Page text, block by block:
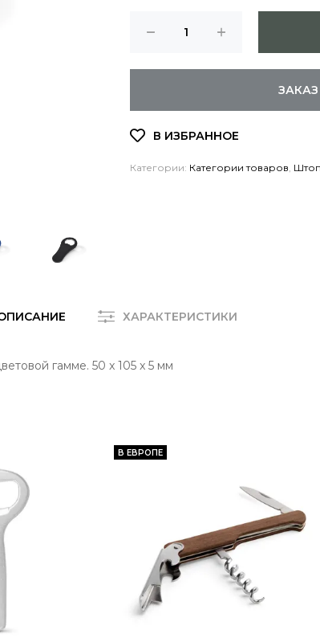
Категории: Категории товаров
ХАРАКТЕРИСТИКИ
гамме. 50 x 105 x 5 мм
В ЕВРОПЕ